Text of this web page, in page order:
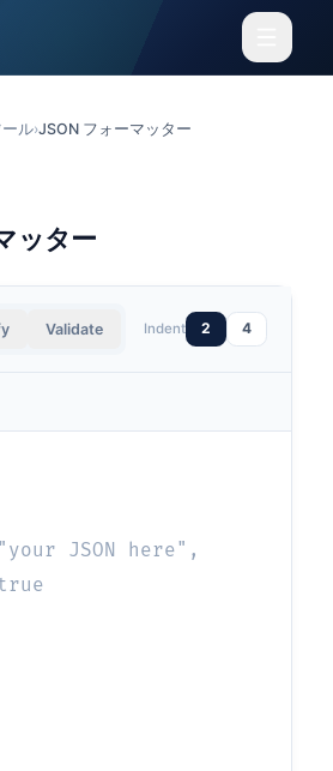
ル›JSON フォーマッター
ッター
Validate Indent 2 4